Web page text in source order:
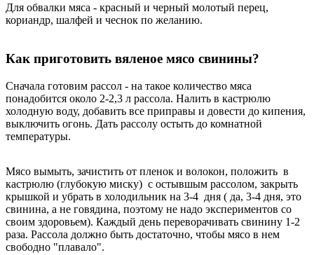
Для обвалки мяса - красный и черный молотый перец,
кориандр, шалфей и чеснок по желанию.
Как приготовить вяленое мясо свинины?
Сначала готовим рассол - на такое количество мяса
понадобится около 2-2,3 л рассола. Налить в кастрюлю
холодную воду, добавить все приправы и довести до кипения,
выключить огонь. Дать рассолу остыть до комнатной
температуры.
Мясо вымыть, зачистить от пленок и волокон, положить в
кастрюлю (глубокую миску) с остывшым рассолом, закрыть
крышкой и убрать в холодильник на 3-4 дня ( да, 3-4 дня, это
свинина, а не говядина, поэтому не надо экспериментов со
своим здоровьем). Каждый день переворачивать свинину 1-2
раза. Рассола должно быть достаточно, чтобы мясо в нем
свободно "плавало".